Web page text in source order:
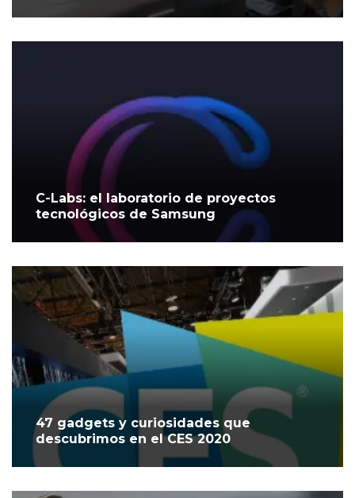
C-Labs: el laboratorio de proyectos
tecnológicos de Samsung
47 gadgets y curiosidades que
descubrimos en el CES 2020